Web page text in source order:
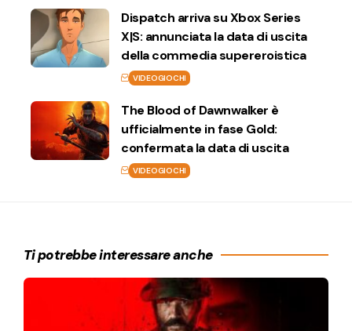
Dispatch arriva su Xbox Series
X|S: annunciata la data di uscita
della commedia supereroistica
VIDEOGIOCHI
The Blood of Dawnwalker è
ufficialmente in fase Gold:
confermata la data di uscita
VIDEOGIOCHI
Ti potrebbe interessare anche